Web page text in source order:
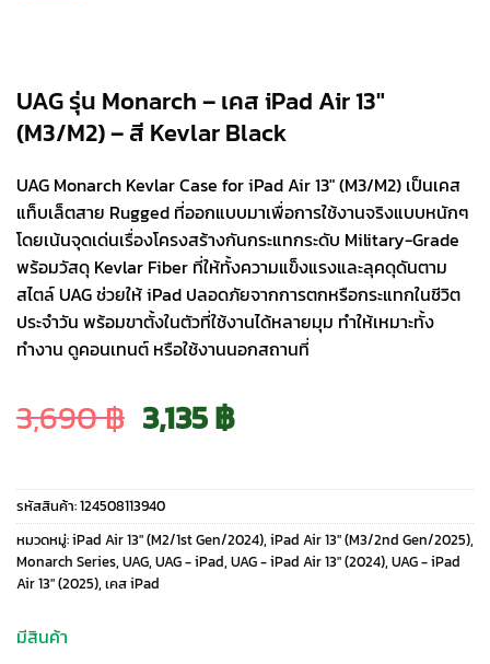
UAG รุ่น Monarch – เคส iPad Air 13″
(M3/M2) – สี Kevlar Black
UAG Monarch Kevlar Case for iPad Air 13″ (M3/M2) เป็นเคส
แท็บเล็ตสาย Rugged ที่ออกแบบมาเพื่อการใช้งานจริงแบบหนักๆ
โดยเน้นจุดเด่นเรื่องโครงสร้างกันกระแทกระดับ Military-Grade
พร้อมวัสดุ Kevlar Fiber ที่ให้ทั้งความแข็งแรงและลุคดุดันตาม
สไตล์ UAG ช่วยให้ iPad ปลอดภัยจากการตกหรือกระแทกในชีวิต
ประจำวัน พร้อมขาตั้งในตัวที่ใช้งานได้หลายมุม ทำให้เหมาะทั้ง
ทำงาน ดูคอนเทนต์ หรือใช้งานนอกสถานที่
3,690฿ Original
price
was:
3,690 ฿.
3,135฿Current
price
is:
รหัสสินค้า:124508113940
หมวดหมู่:iPad Air 13" (M2/1st Gen/2024), iPad Air 13" (M3/2nd Gen/2025),
Monarch Series, UAG, UAG - iPad, UAG - iPad Air 13" (2024), UAG - iPad
Air 13" (2025), เคส iPad
มีสินค้า